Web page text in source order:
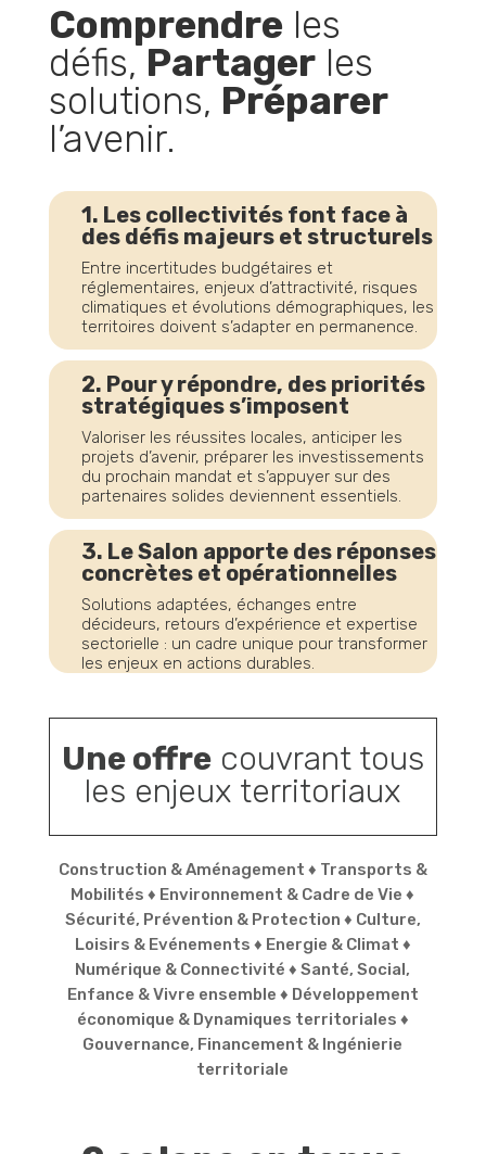
Comprendreles
défis, Partagerles
solutions, Préparer
l’avenir.
1. Les collectivités font face à
des défis majeurs et structurels
Entre incertitudes budgétaires et
réglementaires, enjeux d’attractivité, risques
climatiques et évolutions démographiques, les
territoires doivent s’adapter en permanence.
2. Pour y répondre, des priorités
stratégiques s’imposent
Valoriser les réussites locales, anticiper les
projets d’avenir, préparer les investissements
du prochain mandat et s’appuyer sur des
partenaires solides deviennent essentiels.
3. Le Salon apporte des réponses
concrètes et opérationnelles
Solutions adaptées, échanges entre
décideurs, retours d’expérience et expertise
sectorielle : un cadre unique pour transformer
les enjeux en actions durables.
Une offrecouvrant tous
les enjeux territoriaux
Construction & Aménagement ♦ Transports &
Mobilités ♦ Environnement & Cadre de Vie ♦
Sécurité, Prévention & Protection ♦ Culture,
Loisirs & Evénements ♦ Energie & Climat ♦
Numérique & Connectivité ♦ Santé, Social,
Enfance & Vivre ensemble ♦ Développement
économique & Dynamiques territoriales ♦
Gouvernance, Financement & Ingénierie
territoriale